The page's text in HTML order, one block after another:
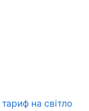
тариф на світло